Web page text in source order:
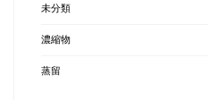
未分類
濃縮物
蒸留